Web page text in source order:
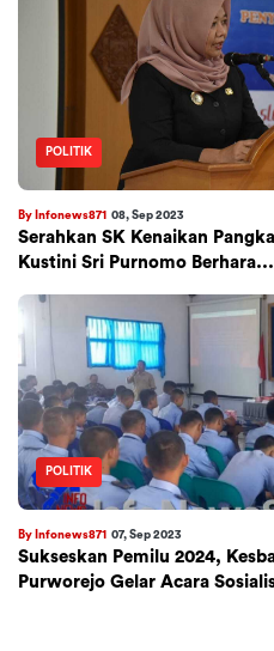
POLITIK
By Infonews871 08, Sep 2023
Serahkan SK Kenaikan
Kustini Sri Purnomo Berhara...
POLITIK
By Infonews871 07, Sep 2023
Sukseskan Pemilu 2024,
Purworejo Gelar Acara